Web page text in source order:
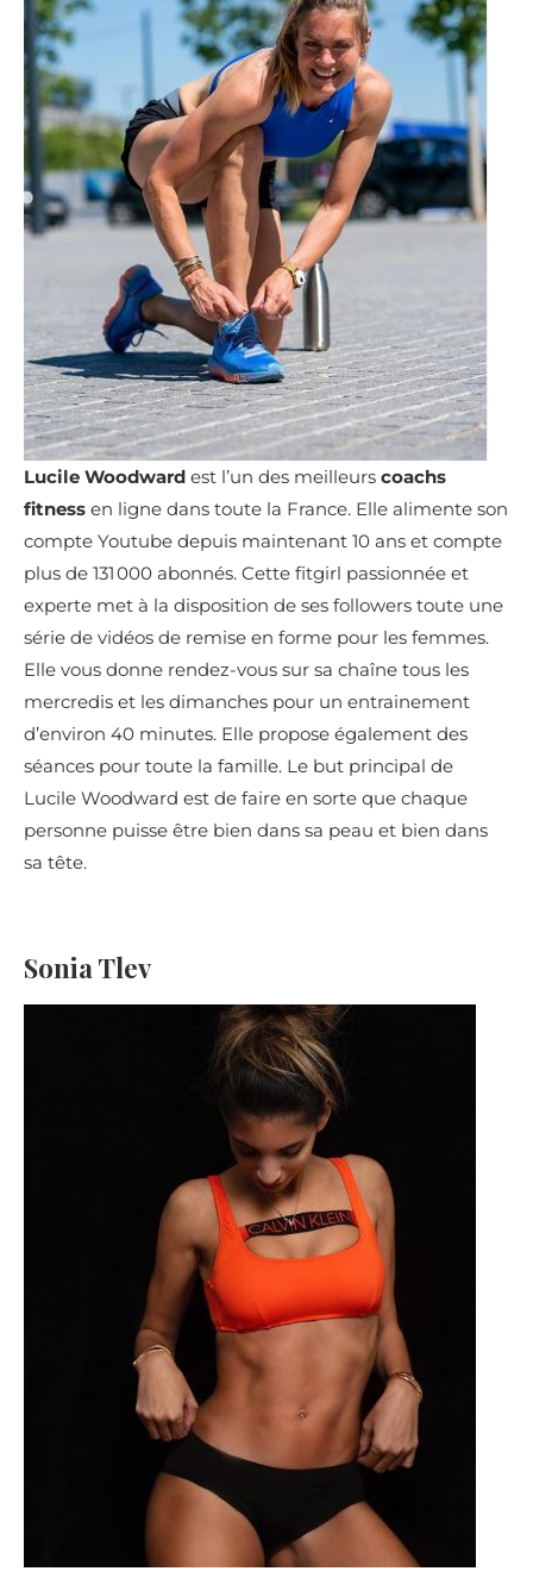
Lucile Woodward est l’un des meilleurs coachs
fitness en ligne dans toute la France. Elle alimente son
compte Youtube depuis maintenant 10 ans et compte
plus de 131 000 abonnés. Cette fitgirl passionnée et
experte met à la disposition de ses followers toute une
série de vidéos de remise en forme pour les femmes.
Elle vous donne rendez-vous sur sa chaîne tous les
mercredis et les dimanches pour un entrainement
d’environ 40 minutes. Elle propose également des
séances pour toute la famille. Le but principal de
Lucile Woodward est de faire en sorte que chaque
personne puisse être bien dans sa peau et bien dans
sa tête.
Sonia Tlev